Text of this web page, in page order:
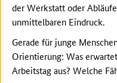
der Werkstatt oder
unmittelbaren Eindruck.
Gerade für junge
Orientierung: Was
Arbeitstag aus? Welche